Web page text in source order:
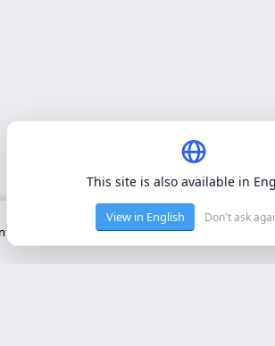
básico del sitio. No utilizamos cookies de
This site is also available in
View in English Don't ask